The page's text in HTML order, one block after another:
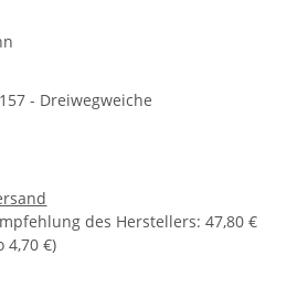
- Dreiwegweiche
des Herstellers:47,80 €
4,70 €)